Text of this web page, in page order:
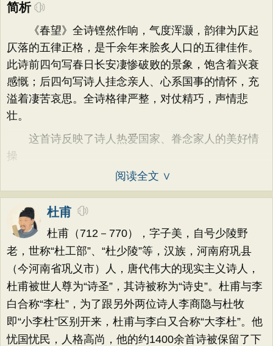
简析
《春望》全诗铿然作响，气度浑灏，韵律为仄起
仄落的五律正格，是千余年来脍炙人口的五律佳作。
此诗前四句写春日长安凄惨破败的景象，饱含着兴衰
感慨；后四句写诗人挂念亲人、心系国事的情怀，充
溢着凄苦哀思。全诗格律严整，对仗精巧，声情悲
壮。
这首诗反映了诗人热爱国家、眷念家人的美好情
操
阅读全文 ∨
杜甫
杜甫（712－770），字子美，自号少陵野
老，世称“杜工部”、“杜少陵”等，汉族，河南府巩县
（今河南省巩义市）人，唐代伟大的现实主义诗人，
杜甫被世人尊为“诗圣”，其诗被称为“诗史”。杜甫与李
白合称“李杜”，为了跟另外两位诗人李商隐与杜牧
即“小李杜”区别开来，杜甫与李白又合称“大李杜”。他
忧国忧民，人格高尚，他的约1400余首诗被保留了下